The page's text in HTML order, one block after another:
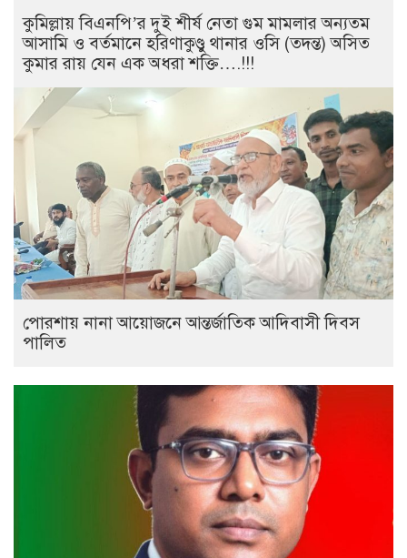
কুমিল্লায় বিএনপি’র দুই শীর্ষ নেতা গুম মামলার অন্যতম
আসামি ও বর্তমানে হরিণাকুণ্ডু থানার ওসি (তদন্ত) অসিত
কুমার রায় যেন এক অধরা শক্তি….!!!
পোরশায় নানা আয়োজনে আন্তর্জাতিক আদিবাসী দিবস
পালিত